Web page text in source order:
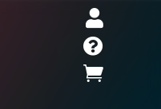


